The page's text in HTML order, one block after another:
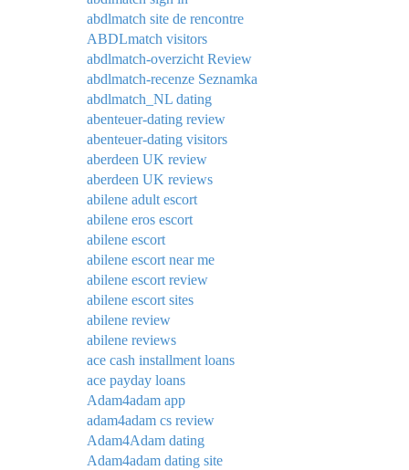
abdlmatch site de rencontre
ABDLmatch visitors
abdlmatch-overzicht Review
abdlmatch-recenze Seznamka
abdlmatch_NL dating
abenteuer-dating review
abenteuer-dating visitors
aberdeen UK review
aberdeen UK reviews
abilene adult escort
abilene eros escort
abilene escort
abilene escort near me
abilene escort review
abilene escort sites
abilene review
abilene reviews
ace cash installment loans
ace payday loans
Adam4adam app
adam4adam cs review
Adam4Adam dating
Adam4adam dating site